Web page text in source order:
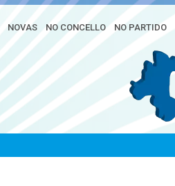
NOVAS NO CONCELLO NO PARTIDO